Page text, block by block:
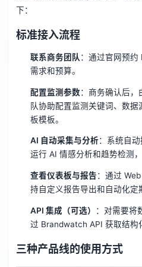
下：
标准接入流程
联系商务团队 ：通过官网预约
需求和预算。
配置监测参数：商务确认后
队协助配置监测关键词、数
板模板。
AI 自动采集与分析：系统自动
运行 AI 情感分析和趋势检测
查看仪表板与报告：通过
持自定义报告导出和自动化定
API 集成（可选）
：对需要将
过 Brandwatch API 获取结构
三种产品线的使用方式